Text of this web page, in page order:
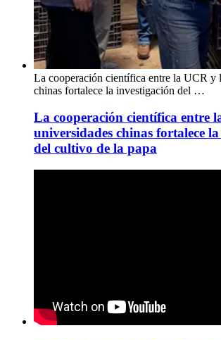
La cooperación científica entre la UCR y
chinas fortalece la investigación del …
La cooperación científica entre
universidades chinas fortalece
del cultivo de la papa